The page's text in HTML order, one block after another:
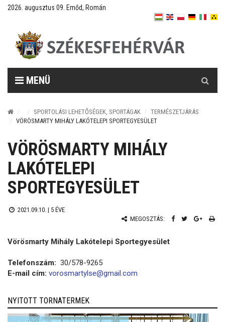
2026. augusztus 09. Emőd, Román
MENÜ
SPORTOLÁSI LEHETŐSÉGEK, SPORTÁGAK
TERMÉSZETJÁRÁS
VÖRÖSMARTY MIHÁLY LAKÓTELEPI SPORTEGYESÜLET
VÖRÖSMARTY MIHÁLY
LAKÓTELEPI
SPORTEGYESÜLET
2021.09.10. | 5 ÉVE
MEGOSZTÁS:
Vörösmarty Mihály Lakótelepi Sportegyesület
Telefonszám: 30/578-9265
E-mail cím: vorosmartylse@gmail.com
NYITOTT TORNATERMEK